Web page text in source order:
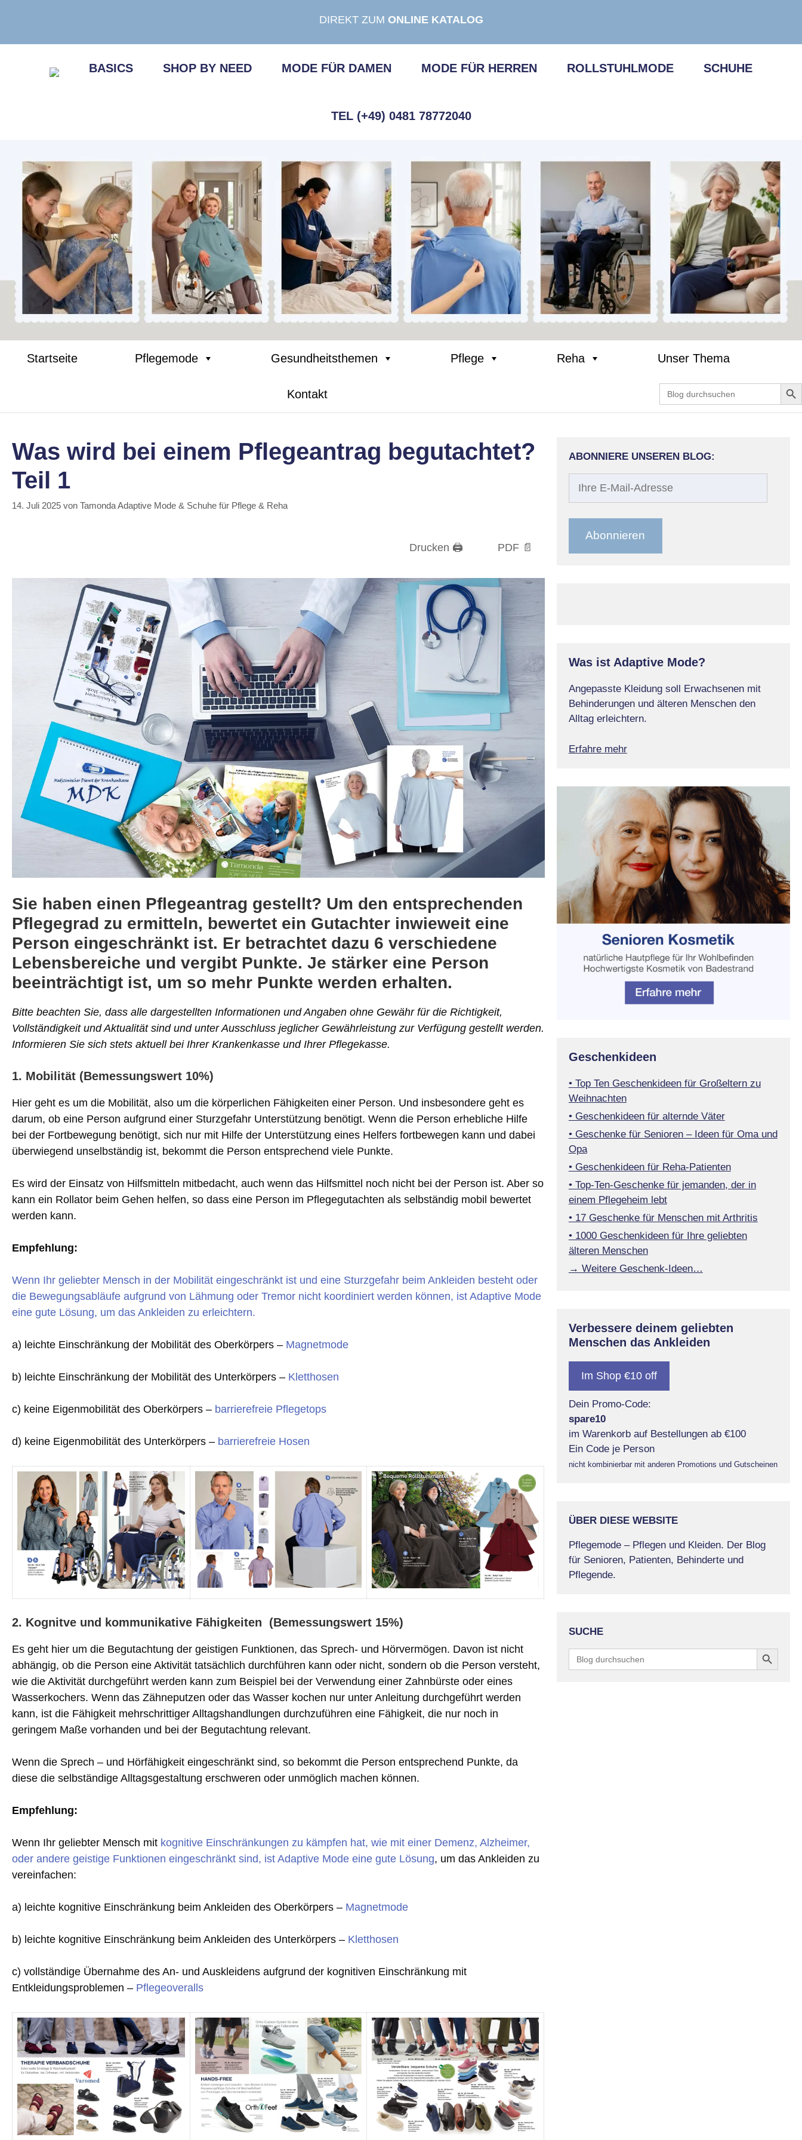
DIREKT ZUM ONLINE KATALOG
BASICS SHOP BY NEED MODE FÜR DAMEN MODE FÜR HERREN ROLLSTUHLMODE SCHUHE
TEL (+49) 0481 78772040
Startseite Pflegemode Gesundheitsthemen Pflege Reha Unser Thema
Kontakt
Search
for:
Search
Was wird bei einem Pflegeantrag begutachtet?
Teil 1
14. Juli 2025 von Tamonda Adaptive Mode & Schuhe für Pflege & Reha
Drucken 🖨 PDF 📄
Sie haben einen Pflegeantrag gestellt? Um den entsprechenden
Pflegegrad zu ermitteln, bewertet ein Gutachter inwieweit eine
Person eingeschränkt ist. Er betrachtet dazu 6 verschiedene
Lebensbereiche und vergibt Punkte. Je stärker eine Person
beeinträchtigt ist, um so mehr Punkte werden erhalten.
Bitte beachten Sie, dass alle dargestellten Informationen und Angaben ohne Gewähr für die Richtigkeit,
Vollständigkeit und Aktualität sind und unter Ausschluss jeglicher Gewährleistung zur Verfügung gestellt werden.
Informieren Sie sich stets aktuell bei Ihrer Krankenkasse und Ihrer Pflegekasse.
1. Mobilität (Bemessungswert 10%)
Hier geht es um die Mobilität, also um die körperlichen Fähigkeiten einer Person. Und insbesondere geht es
darum, ob eine Person aufgrund einer Sturzgefahr Unterstützung benötigt. Wenn die Person erhebliche Hilfe
bei der Fortbewegung benötigt, sich nur mit Hilfe der Unterstützung eines Helfers fortbewegen kann und dabei
überwiegend unselbständig ist, bekommt die Person entsprechend viele Punkte.
Es wird der Einsatz von Hilfsmitteln mitbedacht, auch wenn das Hilfsmittel noch nicht bei der Person ist. Aber so
kann ein Rollator beim Gehen helfen, so dass eine Person im Pflegegutachten als selbständig mobil bewertet
werden kann.
Empfehlung:
Wenn Ihr geliebter Mensch in der Mobilität eingeschränkt ist und eine Sturzgefahr beim Ankleiden besteht oder
die Bewegungsabläufe aufgrund von Lähmung oder Tremor nicht koordiniert werden können, ist Adaptive Mode
eine gute Lösung, um das Ankleiden zu erleichtern.
a) leichte Einschränkung der Mobilität des Oberkörpers – Magnetmode
b) leichte Einschränkung der Mobilität des Unterkörpers – Kletthosen
c) keine Eigenmobilität des Oberkörpers – barrierefreie Pflegetops
d) keine Eigenmobilität des Unterkörpers – barrierefreie Hosen
2. Kognitve und kommunikative Fähigkeiten (Bemessungswert 15%)
Es geht hier um die Begutachtung der geistigen Funktionen, das Sprech- und Hörvermögen. Davon ist nicht
abhängig, ob die Person eine Aktivität tatsächlich durchführen kann oder nicht, sondern ob die Person versteht,
wie die Aktivität durchgeführt werden kann zum Beispiel bei der Verwendung einer Zahnbürste oder eines
Wasserkochers. Wenn das Zähneputzen oder das Wasser kochen nur unter Anleitung durchgeführt werden
kann, ist die Fähigkeit mehrschrittiger Alltagshandlungen durchzuführen eine Fähigkeit, die nur noch in
geringem Maße vorhanden und bei der Begutachtung relevant.
Wenn die Sprech – und Hörfähigkeit eingeschränkt sind, so bekommt die Person entsprechend Punkte, da
diese die selbständige Alltagsgestaltung erschweren oder unmöglich machen können.
Empfehlung:
Wenn Ihr geliebter Mensch mit kognitive Einschränkungen zu kämpfen hat, wie mit einer Demenz, Alzheimer,
oder andere geistige Funktionen eingeschränkt sind, ist Adaptive Mode eine gute Lösung, um das Ankleiden zu
vereinfachen:
a) leichte kognitive Einschränkung beim Ankleiden des Oberkörpers – Magnetmode
b) leichte kognitive Einschränkung beim Ankleiden des Unterkörpers – Kletthosen
c) vollständige Übernahme des An- und Auskleidens aufgrund der kognitiven Einschränkung mit
Entkleidungsproblemen – Pflegeoveralls
ABONNIERE UNSEREN BLOG:
Abonnieren
Was ist Adaptive Mode?
Angepasste Kleidung soll Erwachsenen mit
Behinderungen und älteren Menschen den
Alltag erleichtern.
Erfahre mehr
Geschenkideen
• Top Ten Geschenkideen für Großeltern zu
Weihnachten
• Geschenkideen für alternde Väter
• Geschenke für Senioren – Ideen für Oma und
Opa
• Geschenkideen für Reha-Patienten
• Top-Ten-Geschenke für jemanden, der in
einem Pflegeheim lebt
• 17 Geschenke für Menschen mit Arthritis
• 1000 Geschenkideen für Ihre geliebten
älteren Menschen
→ Weitere Geschenk-Ideen…
Verbessere deinem geliebten
Menschen das Ankleiden
Im Shop €10 off
Dein Promo-Code:
spare10
im Warenkorb auf Bestellungen ab €100
Ein Code je Person
nicht kombinierbar mit anderen Promotions und Gutscheinen
ÜBER DIESE WEBSITE
Pflegemode – Pflegen und Kleiden. Der Blog
für Senioren, Patienten, Behinderte und
Pflegende.
SUCHE
Search
for:
Search Button